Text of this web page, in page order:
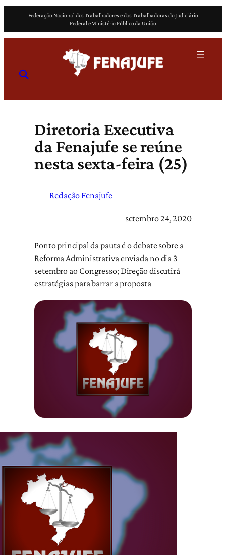
o
Federação Nacional dos Trabalhadores e das Trabalhadoras do Judiciário
Federal e Ministério Público da União
Diretoria Executiva
da Fenajufe se reúne
nesta sexta-feira (25)
Redação Fenajufe
setembro 24, 2020
Ponto principal da pauta é o debate sobre a
Reforma Administrativa enviada no dia 3
setembro ao Congresso; Direção discutirá
estratégias para barrar a proposta